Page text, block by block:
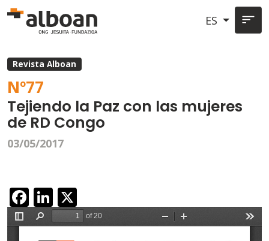
Pasar al contenido principal
ES
Revista Alboan
Nº77
Tejiendo la Paz con las mujeres
de RD Congo
03/05/2017
Facebook
LinkedIn